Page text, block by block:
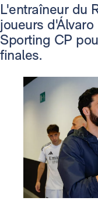
L'entraîneur du
joueurs
Sporting CP
finales.